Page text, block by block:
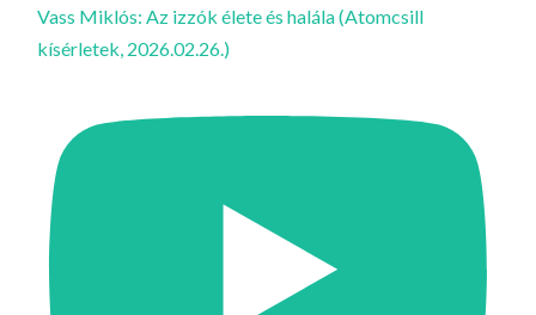
Vass Miklós: Az izzók élete és halála (Atomcsill
kísérletek, 2026.02.26.)